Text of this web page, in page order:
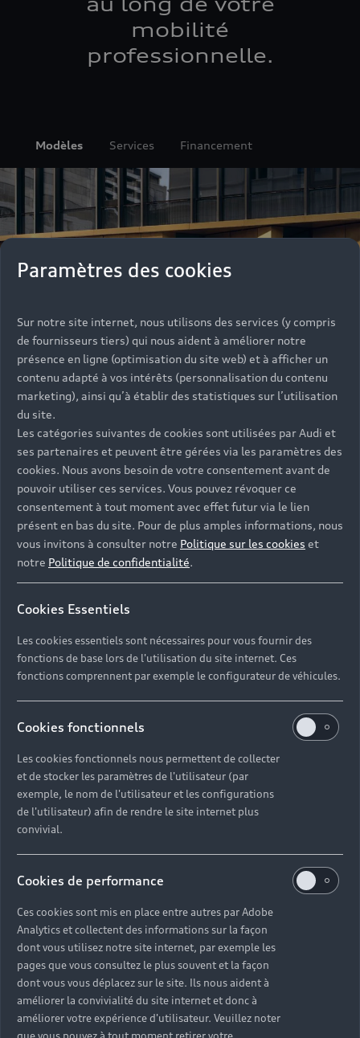
Paramètres des cookies
Sur notre site internet, nous utilisons des services (y compris
de fournisseurs tiers) qui nous aident à améliorer notre
présence en ligne (optimisation du site web) et à afficher un
contenu adapté à vos intérêts (personnalisation du contenu
marketing), ainsi qu’à établir des statistiques sur l’utilisation
du site.
Les catégories suivantes de cookies sont utilisées par Audi et
ses partenaires et peuvent être gérées via les paramètres des
cookies. Nous avons besoin de votre consentement avant de
pouvoir utiliser ces services. Vous pouvez révoquer ce
consentement à tout moment avec effet futur via le lien
présent en bas du site. Pour de plus amples informations, nous
vous invitons à consulter notre Politique sur les cookies et
notre Politique de confidentialité.
Cookies Essentiels
Les cookies essentiels sont nécessaires pour vous fournir des
fonctions de base lors de l'utilisation du site internet. Ces
fonctions comprennent par exemple le configurateur de véhicules.
Cookies fonctionnels
Les cookies fonctionnels nous permettent de collecter
et de stocker les paramètres de l'utilisateur (par
exemple, le nom de l'utilisateur et les configurations
de l'utilisateur) afin de rendre le site internet plus
convivial.
Cookies de performance
Ces cookies sont mis en place entre autres par Adobe
Analytics et collectent des informations sur la façon
dont vous utilisez notre site internet, par exemple les
pages que vous consultez le plus souvent et la façon
dont vous vous déplacez sur le site. Ils nous aident à
améliorer la convivialité du site internet et donc à
améliorer votre expérience d'utilisateur. Veuillez noter
mobilité
professionnelle.
Modèles Services Financement
Nos modèles
Audi pour les
professionnels
Accédez à toute l’excellence Audi avec nos
différentes gammes aux technologies innovantes
et aux finitions haut de gamme. Contactez-nous